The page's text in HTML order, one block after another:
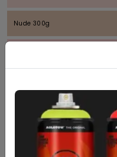
Nude 300g
Bordó (Red Lacquer) 300g
Iceberg 300g